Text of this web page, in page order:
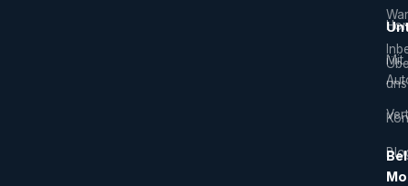
Mit
uns